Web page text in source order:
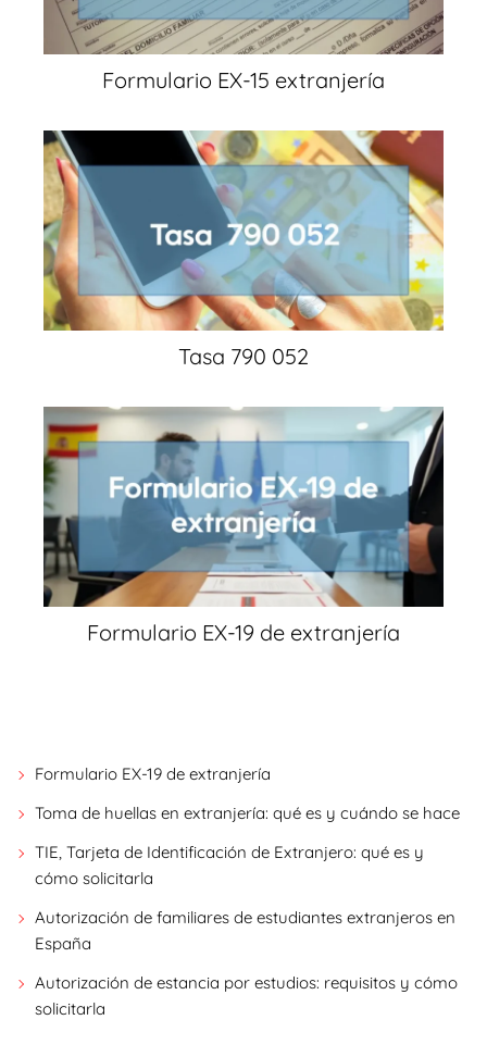
Formulario EX-15 extranjería
Tasa 790 052
Formulario EX-19 de extranjería
Formulario EX-19 de extranjería
Toma de huellas en extranjería: qué es y cuándo se hace
TIE, Tarjeta de Identificación de Extranjero: qué es y
cómo solicitarla
Autorización de familiares de estudiantes extranjeros en
España
Autorización de estancia por estudios: requisitos y cómo
solicitarla